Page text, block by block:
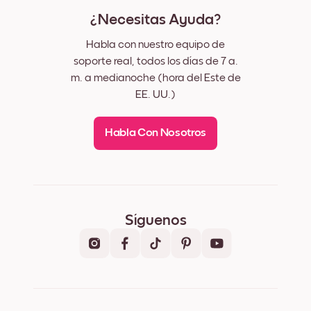
¿Necesitas Ayuda?
Habla con nuestro equipo de
soporte real, todos los días de 7 a.
m. a medianoche (hora del Este de
EE. UU.)
Habla Con Nosotros
Síguenos